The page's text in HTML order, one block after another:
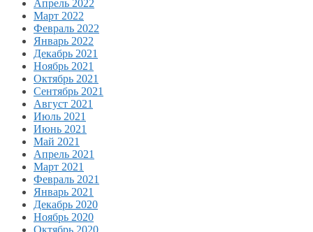
Апрель 2022
Март 2022
Февраль 2022
Январь 2022
Декабрь 2021
Ноябрь 2021
Октябрь 2021
Сентябрь 2021
Август 2021
Июль 2021
Июнь 2021
Май 2021
Апрель 2021
Март 2021
Февраль 2021
Январь 2021
Декабрь 2020
Ноябрь 2020
Октябрь 2020